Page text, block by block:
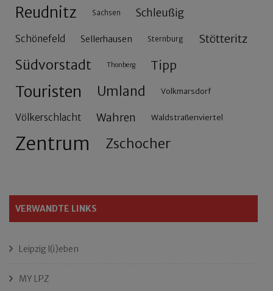
Reudnitz Sachsen Schleußig
Schönefeld Sellerhausen Sternburg Stötteritz
Südvorstadt Thonberg Tipp
Touristen Umland Volkmarsdorf
Völkerschlacht Wahren Waldstraßenviertel
Zentrum Zschocher
VERWANDTE LINKS
Leipzig l(i)eben
MY LPZ